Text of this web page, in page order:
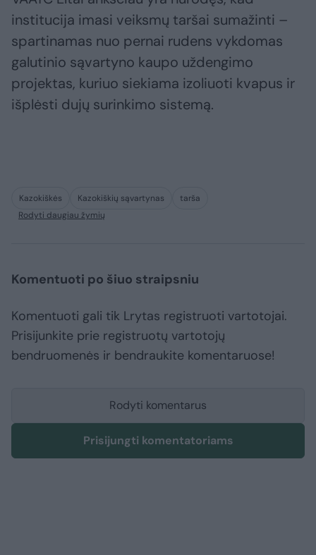
institucija imasi veiksmų taršai sumažinti –
spartinamas nuo pernai rudens vykdomas
galutinio sąvartyno kaupo uždengimo
projektas, kuriuo siekiama izoliuoti kvapus ir
išplėsti dujų surinkimo sistemą.
Kazokiškės Kazokiškių sąvartynas
tarša
Rodyti daugiau žymių
Komentuoti po šiuo straipsniu
Komentuoti gali tik Lrytas registruoti vartotojai.
Prisijunkite prie registruotų vartotojų
bendruomenės ir bendraukite komentaruose!
Rodyti komentarus
Prisijungti komentatoriams